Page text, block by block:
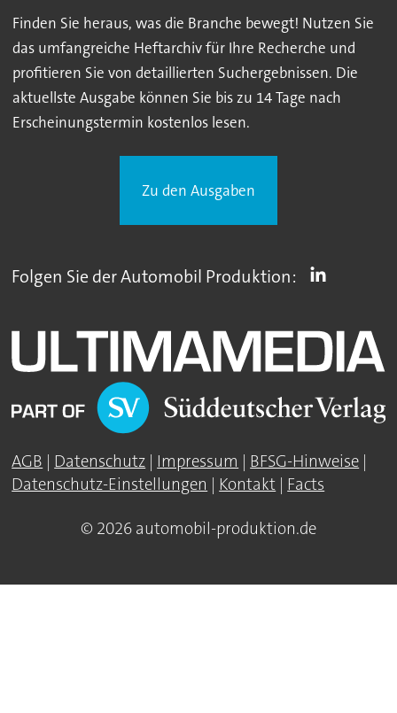
Finden Sie heraus, was die Branche bewegt! Nutzen Sie
das umfangreiche Heftarchiv für Ihre Recherche und
profitieren Sie von detaillierten Suchergebnissen. Die
aktuellste Ausgabe können Sie bis zu 14 Tage nach
Erscheinungstermin kostenlos lesen.
Zu den Ausgaben
Folgen Sie der Automobil Produktion:
AGB | Datenschutz | Impressum | BFSG-Hinweise |
Datenschutz-Einstellungen | Kontakt | Facts
© 2026 automobil-produktion.de